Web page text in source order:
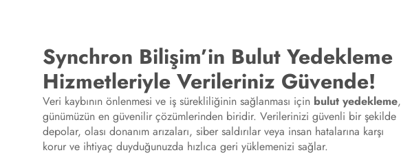
Synchron Bilişim’in Bulut Yedekleme
Hizmetleriyle Verileriniz Güvende!
Veri kaybının önlenmesi ve iş sürekliliğinin sağlanması için bulut yedekleme,
günümüzün en güvenilir çözümlerinden biridir. Verilerinizi güvenli bir şekilde
depolar, olası donanım arızaları, siber saldırılar veya insan hatalarına karşı
korur ve ihtiyaç duyduğunuzda hızlıca geri yüklemenizi sağlar.